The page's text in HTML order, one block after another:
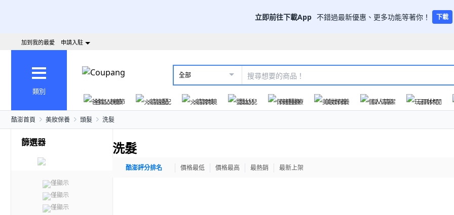
立即前往下載App 不錯過最新優惠、更多功能等著你！ 下載
加到我的最愛 申請入駐
類別
全部
爸氣父親節 火箭速配 火箭跨境 嬰幼兒 保健醫療 美妝保養 個人清潔 玩具休閒
酷澎首頁 美妝保養 頭髮 洗髮
篩選器
僅顯示
僅顯示
僅顯示
洗髮
酷澎評分排名 價格最低 價格最高 最熱銷 最新上架